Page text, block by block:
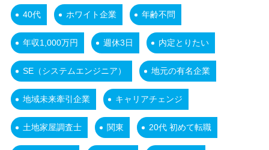
40代 ホワイト企業 年齢不問
年収1,000万円 週休3日 内定とりたい
SE（システムエンジニア） 地元の有名企業
地域未来牽引企業 キャリアチェンジ
土地家屋調査士 関東 20代 初めて転職